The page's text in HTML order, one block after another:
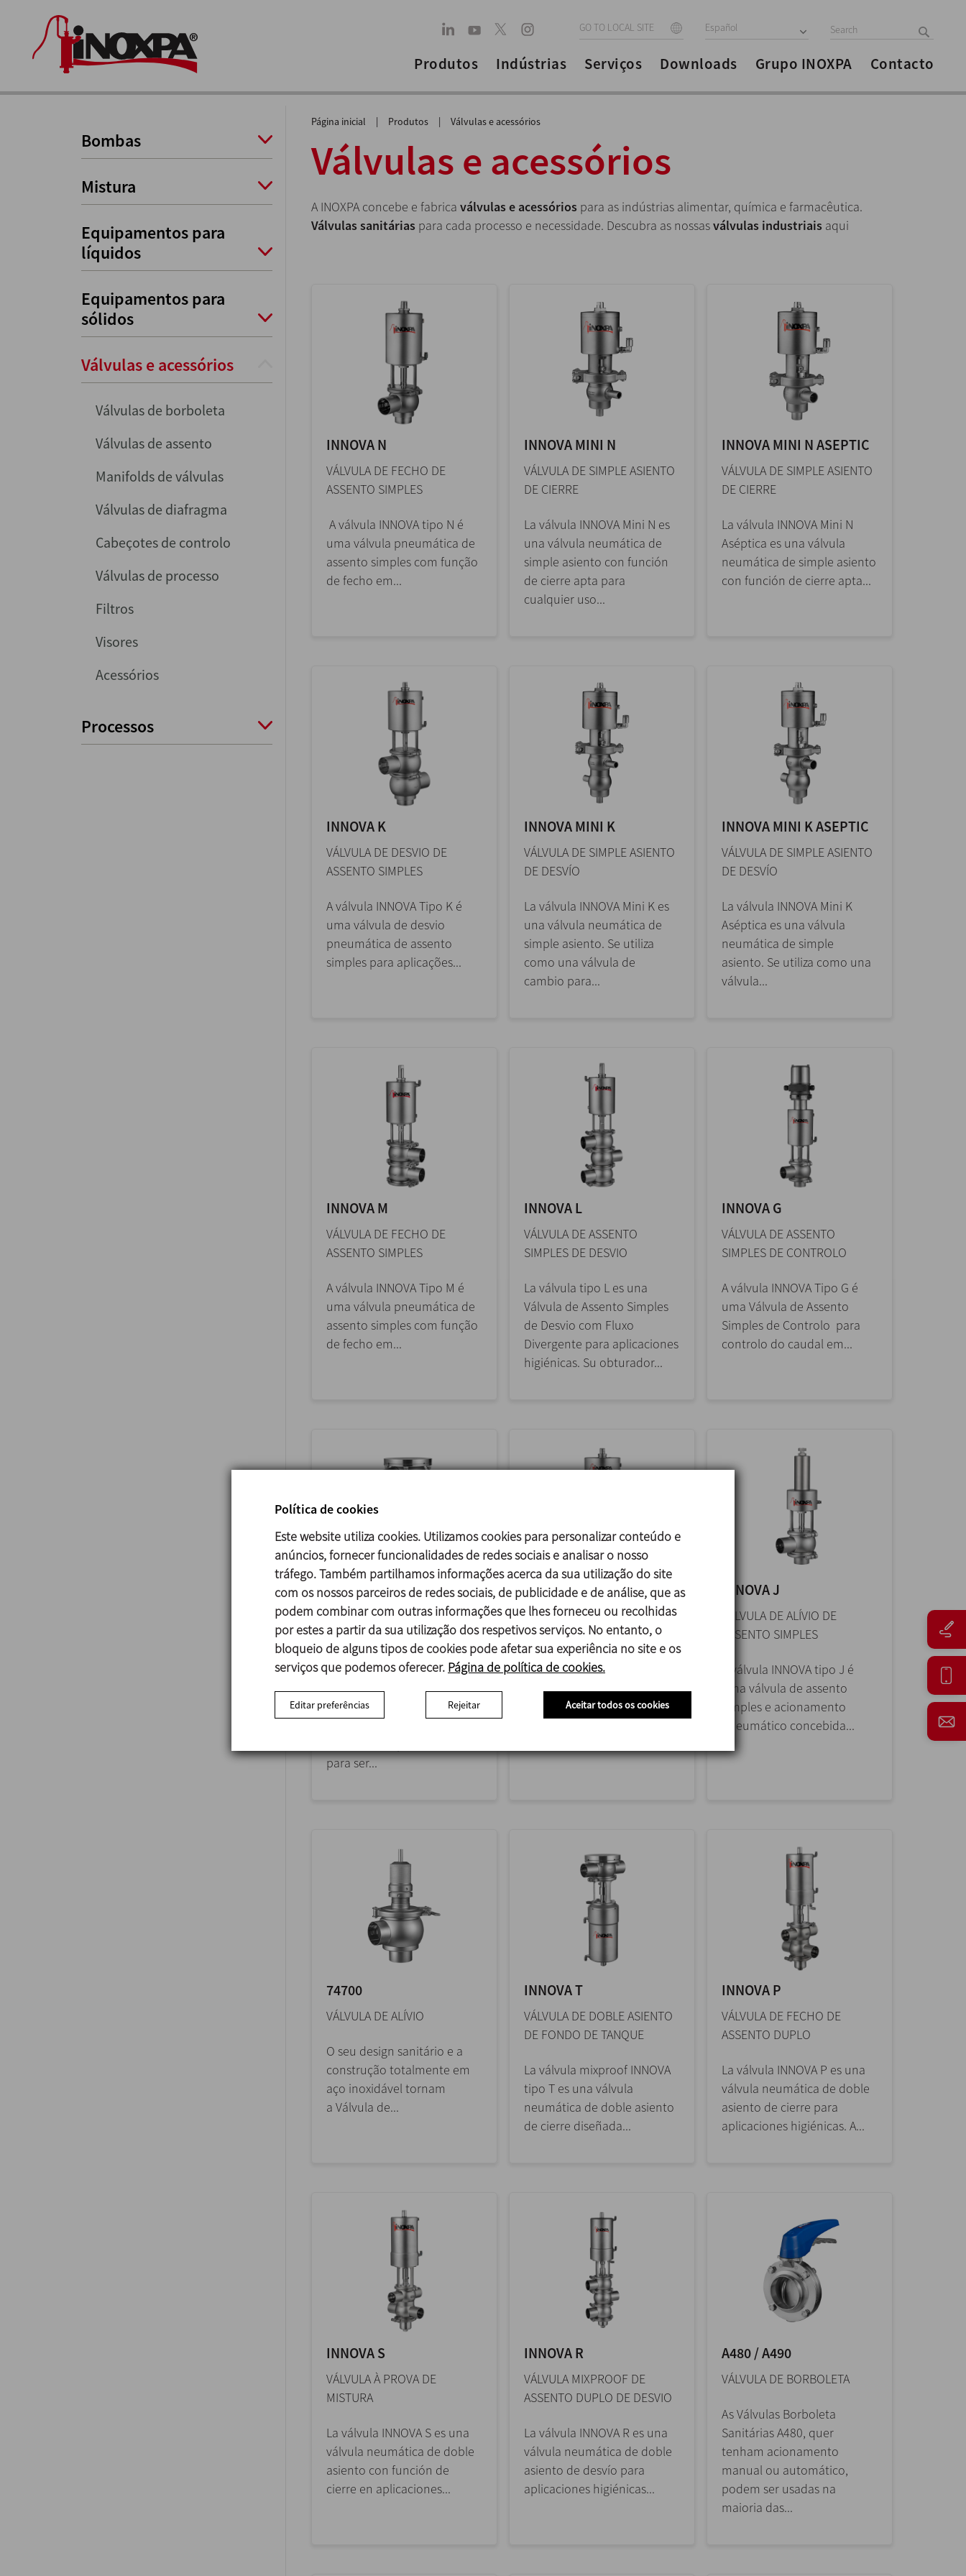
GO TO LOCAL SITE Español
Produtos Indústrias Serviços Downloads Grupo INOXPA Contacto
Bombas
Mistura
Equipamentos para
líquidos
Equipamentos para
sólidos
Válvulas e acessórios
Válvulas de borboleta
Válvulas de assento
Manifolds de válvulas
Válvulas de diafragma
Cabeçotes de controlo
Válvulas de processo
Filtros
Visores
Acessórios
Processos
Página inicial | Produtos | Válvulas e acessórios
Válvulas e acessórios
A INOXPA concebe e fabrica válvulas e acessórios para as indústrias alimentar, química e farmacêutica.
Válvulas sanitárias para cada processo e necessidade. Descubra as nossasválvulas industriais aqui
INNOVA N
VÁLVULA DE FECHO DE
ASSENTO SIMPLES
A válvula INNOVA tipo N é
uma válvula pneumática de
assento simples com função
de fecho em...
INNOVA MINI N
VÁLVULA DE SIMPLE ASIENTO
DE CIERRE
La válvula INNOVA Mini N es
una válvula neumática de
simple asiento con función
de cierre apta para
cualquier uso...
INNOVA MINI N ASEPTIC
VÁLVULA DE SIMPLE ASIENTO
DE CIERRE
La válvula INNOVA Mini N
Aséptica es una válvula
neumática de simple asiento
con función de cierre apta...
INNOVA K
VÁLVULA DE DESVIO DE
ASSENTO SIMPLES
A válvula INNOVA Tipo K é
uma válvula de desvio
pneumática de assento
simples para aplicações...
INNOVA MINI K
VÁLVULA DE SIMPLE ASIENTO
DE DESVÍO
La válvula INNOVA Mini K es
una válvula neumática de
simple asiento. Se utiliza
como una válvula de
cambio para...
INNOVA MINI K ASEPTIC
VÁLVULA DE SIMPLE ASIENTO
DE DESVÍO
La válvula INNOVA Mini K
Aséptica es una válvula
neumática de simple
asiento. Se utiliza como una
válvula...
INNOVA M
VÁLVULA DE FECHO DE
ASSENTO SIMPLES
A válvula INNOVA Tipo M é
uma válvula pneumática de
assento simples com função
de fecho em...
INNOVA L
VÁLVULA DE ASSENTO
SIMPLES DE DESVIO
La válvula tipo L es una
Válvula de Assento Simples
de Desvio com Fluxo
Divergente para aplicaciones
higiénicas. Su obturador...
INNOVA G
VÁLVULA DE ASSENTO
SIMPLES DE CONTROLO
A válvula INNOVA Tipo G é
uma Válvula de Assento
Simples de Controlo para
controlo do caudal em...
INNOVA F
VÁLVULA DE ASSENTO
SIMPLES DE FUNDO DE
TANQUE
A válvula INNOVA F é uma
válvula de assento simples
para ser...
INNOVA D
VÁLVULA MIXPROOF DE
JUNTA DUPLA
A válvula INNOVA D é uma
válvula pneumática de
assento simples com junta
INNOVA J
VÁLVULA DE ALÍVIO DE
ASSENTO SIMPLES
A válvula INNOVA tipo J é
uma válvula de assento
simples e acionamento
pneumático concebida...
74700
VÁLVULA DE ALÍVIO
O seu design sanitário e a
construção totalmente em
aço inoxidável tornam
a Válvula de...
INNOVA T
VÁLVULA DE DOBLE ASIENTO
DE FONDO DE TANQUE
La válvula mixproof INNOVA
tipo T es una válvula
neumática de doble asiento
de cierre diseñada...
INNOVA P
VÁLVULA DE FECHO DE
ASSENTO DUPLO
La válvula INNOVA P es una
válvula neumática de doble
asiento de cierre para
aplicaciones higiénicas. A...
INNOVA S
VÁLVULA À PROVA DE
MISTURA
La válvula INNOVA S es una
válvula neumática de doble
asiento con función de
cierre en aplicaciones...
INNOVA R
VÁLVULA MIXPROOF DE
ASSENTO DUPLO DE DESVIO
La válvula INNOVA R es una
válvula neumática de doble
asiento de desvío para
aplicaciones higiénicas...
A480 / A490
VÁLVULA DE BORBOLETA
As Válvulas Borboleta
Sanitárias A480, quer
tenham acionamento
manual ou automático,
podem ser usadas na
maioria das...
Política de cookies
Este website utiliza cookies. Utilizamos cookies para personalizar conteúdo e
anúncios, fornecer funcionalidades de redes sociais e analisar o nosso
tráfego. Também partilhamos informações acerca da sua utilização do site
com os nossos parceiros de redes sociais, de publicidade e de análise, que as
podem combinar com outras informações que lhes forneceu ou recolhidas
por estes a partir da sua utilização dos respetivos serviços. No entanto, o
bloqueio de alguns tipos de cookies pode afetar sua experiência no site e os
serviços que podemos oferecer. Página de política de cookies.
Editar preferências Rejeitar Aceitar todos os cookies